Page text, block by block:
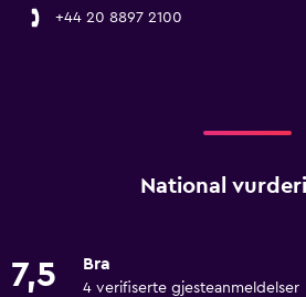
+44 20 8897 2100
National
7,5 Bra
4 verifiserte gjesteanmeldelser